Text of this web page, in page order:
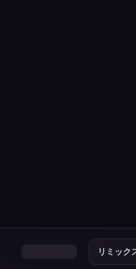
リミック